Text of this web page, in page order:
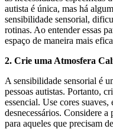
autista é única, mas há
sensibilidade sensorial,
rotinas. Ao entender essas
espaço de maneira mais
2. Crie uma Atmosfera
A sensibilidade sensorial é
pessoas autistas. Portanto,
essencial. Use cores
desnecessários. Considere
para aqueles que precisam